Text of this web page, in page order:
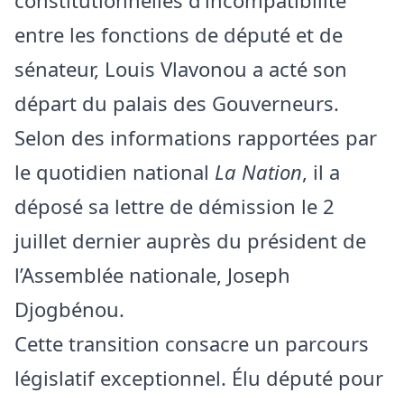
entre les fonctions de député et de
sénateur, Louis Vlavonou a acté son
départ du palais des Gouverneurs.
Selon des informations rapportées par
le quotidien national La Nation, il a
déposé sa lettre de démission le 2
juillet dernier auprès du président de
l’Assemblée nationale, Joseph
Djogbénou.
​Cette transition consacre un parcours
législatif exceptionnel. Élu député pour